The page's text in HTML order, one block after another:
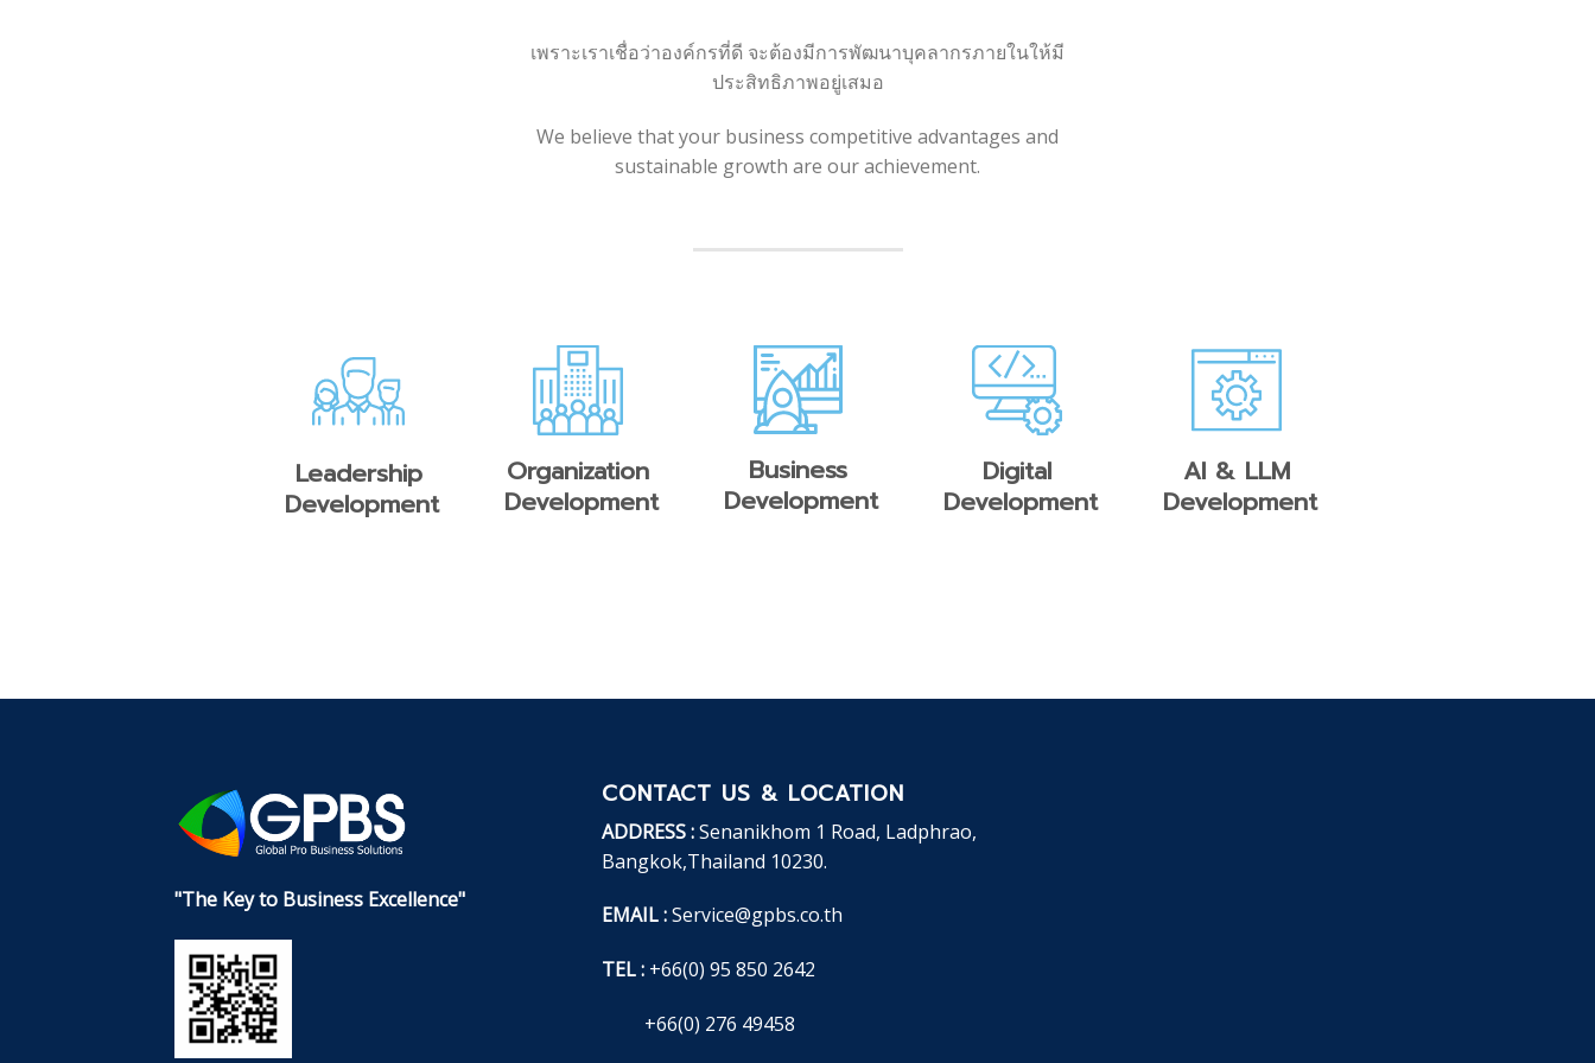
เพราะเราเชื่อว่าองค์กรที่ดี จะต้องมีการพัฒนาบุคลากรภายในให้มี
ประสิทธิภาพอยู่เสมอ
We believe that your business competitive advantages and
sustainable growth are our achievement.
Leadership
Development
Organization
Development
Business
Development
Digital
Development
AI & LLM
Development
"The Key to Business Excellence"
CONTACT US & LOCATION
ADDRESS:Senanikhom 1 Road, Ladphrao,
Bangkok,Thailand 10230.
EMAIL :Service@gpbs.co.th
TEL :+66(0) 95 850 2642
+66(0) 276 49458